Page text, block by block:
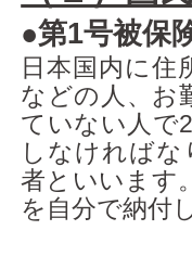
●第1号被保
日本国内に住
などの人、お
ていない人で
しなければ
者といいます
を自分で納付